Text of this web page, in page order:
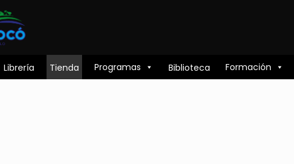
Librería Tienda Programas Biblioteca Formación